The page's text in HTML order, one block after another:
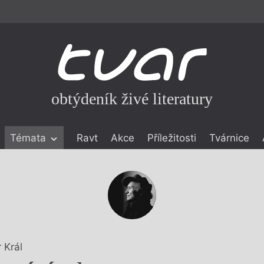
obtýdeník živé literatury
Témata Ravt Akce Příležitosti Tvárnice
Král